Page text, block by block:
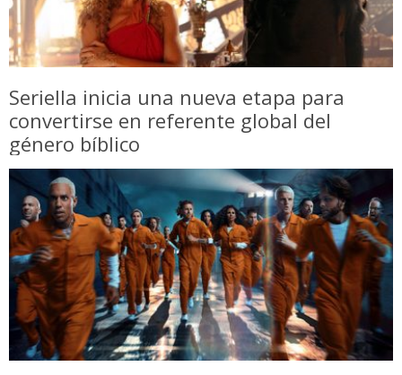
Seriella inicia una nueva etapa para
convertirse en referente global del
género bíblico